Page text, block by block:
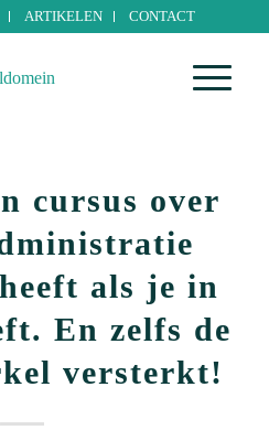
ARTIKELEN CONTACT
cursus over
als je in
En zelfs de
versterkt!